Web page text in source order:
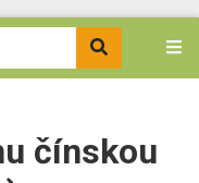
čínskou